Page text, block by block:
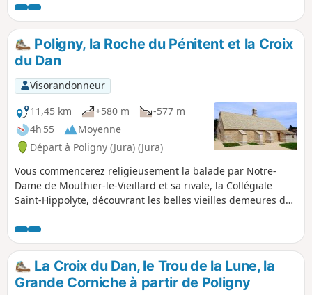
aperçu assez complet de ce paysage typique du Jura que
sont les reculées. Vous arrivez en fin de parcours à Arbois,
nichée au cœur du vignoble jurassien. Vous découvrez une
ville charmante à tous points de vue : la pierre jaune-ocre
du vieux bourg qui lui confère un caractère atypique,
propice à la flânerie, et la gastronomie.
Poligny, la Roche du Pénitent et la Croix
du Dan
Visorandonneur
11,45 km
+580 m
-577 m
4h 55
Moyenne
Départ à Poligny (Jura) (Jura)
Vous commencerez religieusement la balade par Notre-
Dame de Mouthier-le-Vieillard et sa rivale, la Collégiale
Saint-Hippolyte, découvrant les belles vieilles demeures de
remparts, toujours dévot, vous gagnerez la Roche du
Pénitent, parcourant la ligne de corniches et ses points de
vue sur la vallée pour découvrir la Croix du Dan et sa vue
sur la plaine bressane où, dit-on, de moins catholiques
druides, versaient le sang humain.
La Croix du Dan, le Trou de la Lune, la
Grande Corniche à partir de Poligny